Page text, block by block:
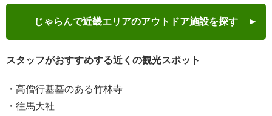
じゃらんで近畿エリアのアウトドア施設を探す
スタッフがおすすめする近くの観光スポット
・高僧行基墓のある竹林寺
・往馬大社